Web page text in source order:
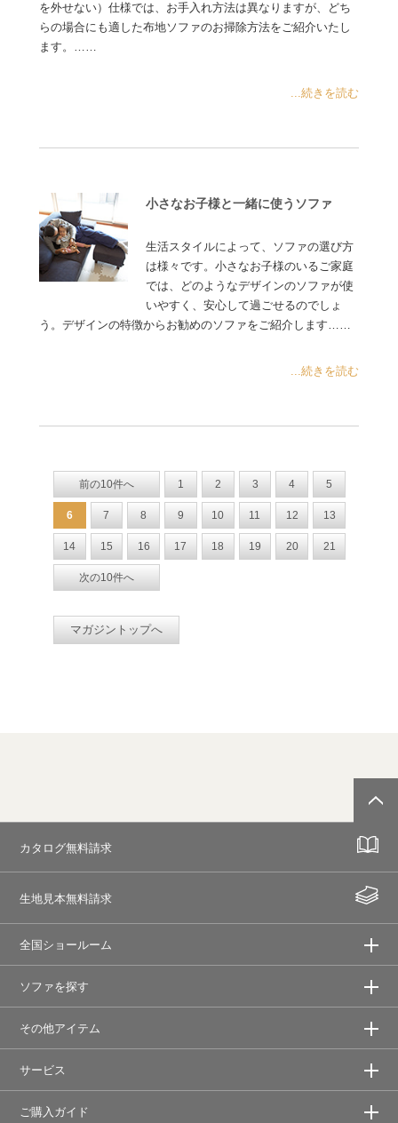
を外せない）仕様では、お手入れ方法は異なりますが、どち
らの場合にも適した布地ソファのお掃除方法をご紹介いたし
ます。……
...続きを読む
小さなお子様と一緒に使うソファ
生活スタイルによって、ソファの選び方
は様々です。小さなお子様のいるご家庭
では、どのようなデザインのソファが使
いやすく、安心して過ごせるのでしょ
う。デザインの特徴からお勧めのソファをご紹介します……
...続きを読む
前の10件へ 1 2 3 4 5
6 7 8 9 10 11 12 13
14 15 16 17 18 19 20 21
次の10件へ
マガジントップへ
カタログ無料請求
生地見本無料請求
全国ショールーム
ソファを探す
その他アイテム
サービス
ご購入ガイド